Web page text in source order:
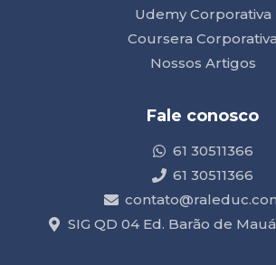
Udemy Corporativa
Coursera Corporativa
Nossos Artigos
Fale conosco
61 30511366
61 30511366
SIG QD 04 Ed. Barão de